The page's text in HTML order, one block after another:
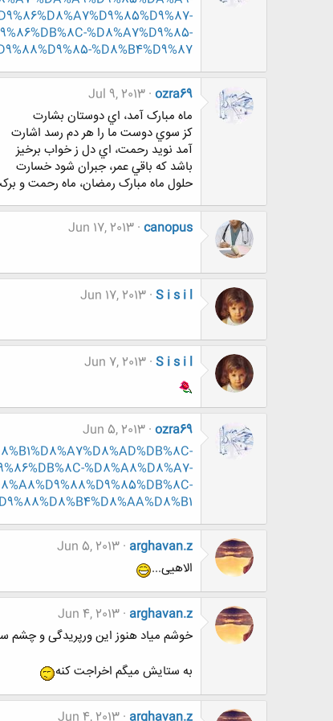
%D8%A7%D9%85-
%D8%B4%D9%87
ozra69
Jul 9, 2013
ماه مبارک آمد، اي دوستان بشارت
کز سوي دوست ما را هر دم رسد اشارت
آمد نويد رحمت، اي دل ز خواب برخيز
باشد که باقي عمر، جبران شود خسارت
حلول ماه مبارک رمضان، ماه رحمت و
canopus
Jun 17, 2013
S i s i l
Jun 17, 2013
S i s i l
Jun 7, 2013
ozra69
Jun 5, 2013
%D8%A8%D8%A7-
arghavan.z
Jun 5, 2013
الاهیی...
arghavan.z
Jun 4, 2013
خوشم میاد هنوز این ورپریدگی و چشم
به ستایش میگم اخراجت کنه